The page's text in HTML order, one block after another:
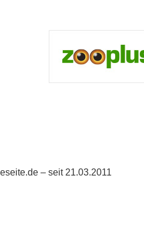
– seit 21.03.2011